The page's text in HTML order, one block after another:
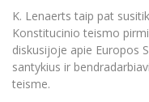
Mokymų
Mokslo
Naujienos
K. Lenaerts taip pat
Konstitucinio teismo
diskusijoje apie Europos
santykius ir
teisme.